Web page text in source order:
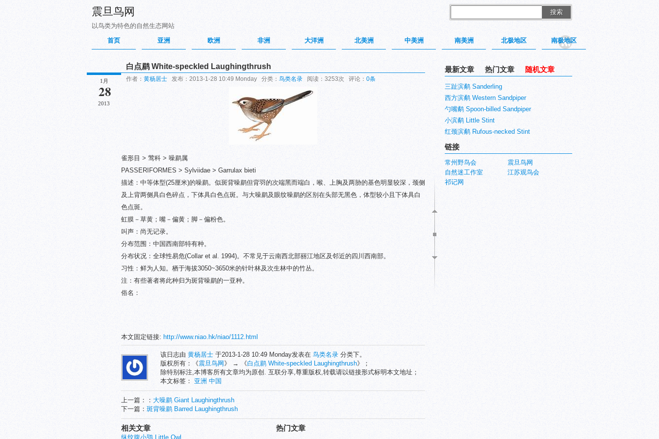
震旦鸟网
以鸟类为特色的自然生态网站
搜索
首页 亚洲 欧洲 非洲 大洋洲 北美洲 中美洲 南美洲 北极地区 南极地区
1月
28
2013
白点鹛 White-speckled Laughingthrush
作者： 黄杨居士 发布：2013-1-28 10:49 Monday 分类： 鸟类名录 阅读：3253次 评论： 0条
雀形目 > 莺科 > 噪鹛属
PASSERIFORMES > Sylviidae > Garrulax bieti
描述：中等体型(25厘米)的噪鹛。似斑背噪鹛但背羽的次端黑而端白，喉、上胸及两胁的基色明显较深，颈侧
及上背两侧具白色碎点，下体具白色点斑。与大噪鹛及眼纹噪鹛的区别在头部无黑色，体型较小且下体具白
色点斑。
虹膜－草黄；嘴－偏黄；脚－偏粉色。
叫声：尚无记录。
分布范围：中国西南部特有种。
分布状况：全球性易危(Collar et al. 1994)。不常见于云南西北部丽江地区及邻近的四川西南部。
习性：鲜为人知。栖于海拔3050~3650米的针叶林及次生林中的竹丛。
注：有些著者将此种归为斑背噪鹛的一亚种。
俗名：
本文固定链接: http://www.niao.hk/niao/1112.html
该日志由 黄杨居士 于2013-1-28 10:49 Monday发表在 鸟类名录 分类下。
版权所有：《震旦鸟网 》 → 《白点鹛 White-speckled Laughingthrush》；
除特别标注,本博客所有文章均为原创. 互联分享,尊重版权,转载请以链接形式标明本文地址；
本文标签： 亚洲 中国
上一篇：： 大噪鹛 Giant Laughingthrush
下一篇： 斑背噪鹛 Barred Laughingthrush
热门文章
相关文章
纵纹腹小鸮 Little Owl
最新文章 热门文章 随机文章
三趾滨鹬 Sanderling
西方滨鹬 Western Sandpiper
勺嘴鹬 Spoon-billed Sandpiper
小滨鹬 Little Stint
红颈滨鹬 Rufous-necked Stint
链接
常州野鸟会
震旦鸟网
自然迷工作室
江苏观鸟会
祁记网